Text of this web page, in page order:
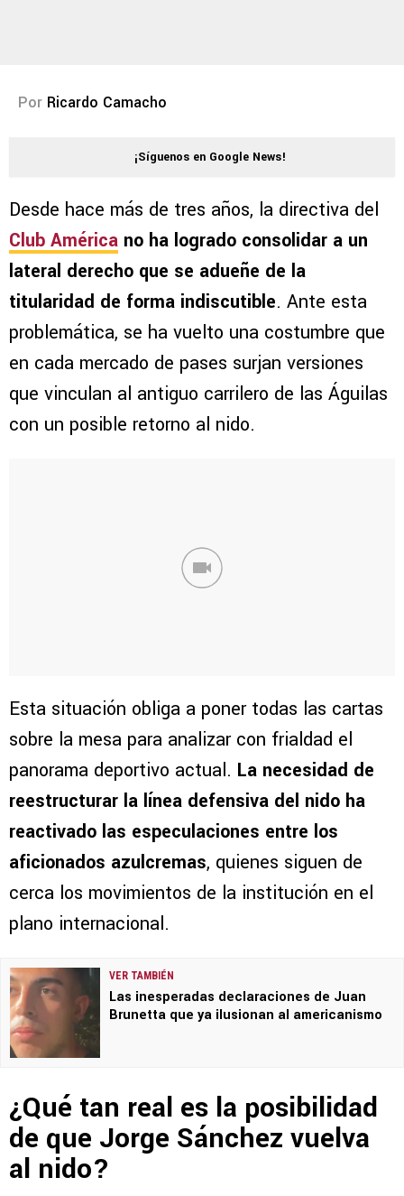
Por Ricardo Camacho
¡Síguenos en Google News!
Desde hace más de tres años, la directiva del
Club América no ha logrado consolidar a un
lateral derecho que se adueñe de la
titularidad de forma indiscutible. Ante esta
problemática, se ha vuelto una costumbre que
en cada mercado de pases surjan versiones
que vinculan al antiguo carrilero de las Águilas
con un posible retorno al nido.
Esta situación obliga a poner todas las cartas
sobre la mesa para analizar con frialdad el
panorama deportivo actual. La necesidad de
reestructurar la línea defensiva del nido ha
reactivado las especulaciones entre los
aficionados azulcremas, quienes siguen de
cerca los movimientos de la institución en el
plano internacional.
VER TAMBIÉN
Las inesperadas declaraciones de Juan
Brunetta que ya ilusionan al americanismo
¿Qué tan real es la posibilidad
de que Jorge Sánchez vuelva
al nido?